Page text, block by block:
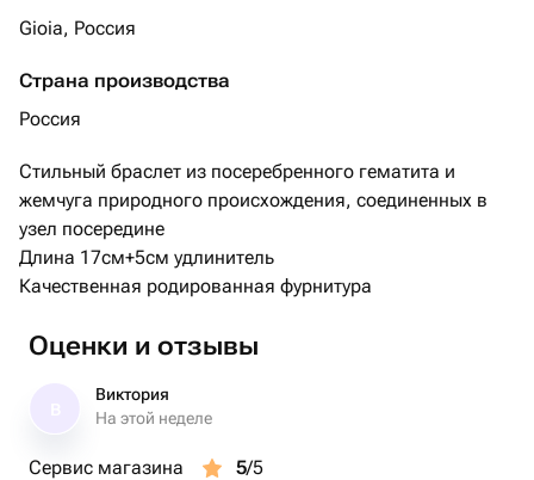
Gioia, Россия
Страна производства
Россия
Стильный браслет из посеребренного гематита и
жемчуга природного происхождения, соединенных в
узел посередине
Длина 17см+5см удлинитель
Качественная родированная фурнитура
Оценки и отзывы
Виктория
На этой неделе
Сервис магазина 5/5